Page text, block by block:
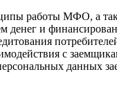
работы МФО, а
денег и
с
данных